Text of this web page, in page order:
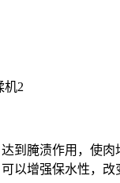
到腌渍作用，使
以增强保水性，改